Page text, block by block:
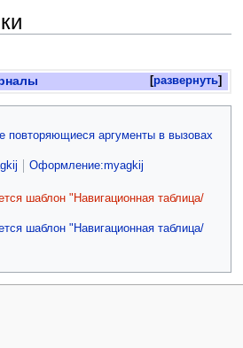
развернуть
повторяющиеся аргументы в вызовах
Оформление:myagkij
шаблон "Навигационная таблица/
шаблон "Навигационная таблица/